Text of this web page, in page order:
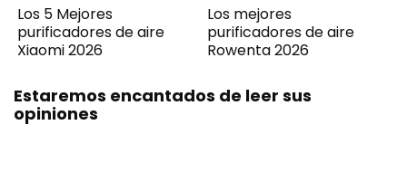
Los 5 Mejores
purificadores de aire
Xiaomi 2026
Los mejores
purificadores de aire
Rowenta 2026
Estaremos encantados de leer sus
opiniones